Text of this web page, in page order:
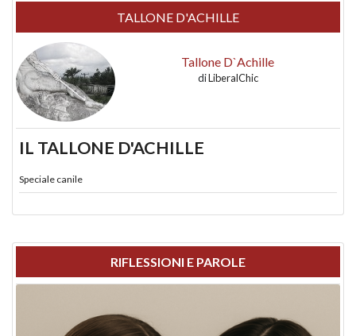
TALLONE D'ACHILLE
Tallone D`Achille
diLiberalChic
IL TALLONE D'ACHILLE
Speciale canile
RIFLESSIONI E PAROLE